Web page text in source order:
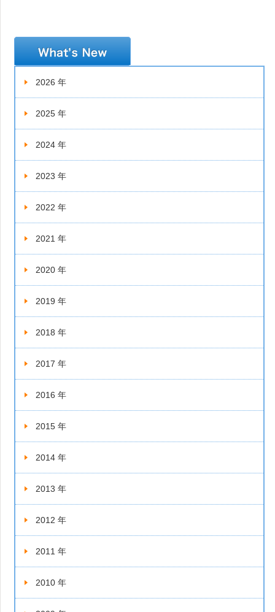
2026 年
2025 年
2024 年
2023 年
2022 年
2021 年
2020 年
2019 年
2018 年
2017 年
2016 年
2015 年
2014 年
2013 年
2012 年
2011 年
2010 年